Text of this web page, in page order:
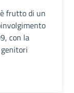
frutto di un
con la